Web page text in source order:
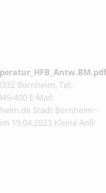
Bornheim, Tel:
400 E-Mail:
Stadt Bornheim ·
19.04.2023 Kleine Anfr